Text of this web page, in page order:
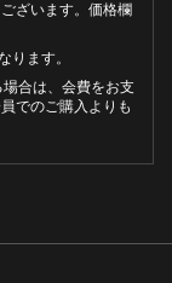
ざいます。価格欄
ります。
合は、会費をお支
でのご購入よりも